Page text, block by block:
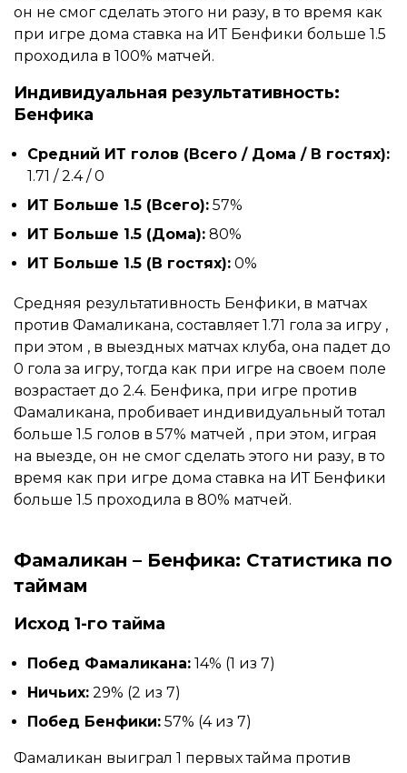
он не смог сделать этого ни разу, в то время как
при игре дома ставка на ИТ Бенфики больше 1.5
проходила в 100% матчей.
Индивидуальная результативность:
Бенфика
Средний ИТ голов (Всего / Дома / В гостях):
1.71 / 2.4 / 0
ИТ Больше 1.5 (Всего): 57%
ИТ Больше 1.5 (Дома): 80%
ИТ Больше 1.5 (В гостях): 0%
Средняя результативность Бенфики, в матчах
против Фамаликана, составляет 1.71 гола за игру ,
при этом , в выездных матчах клуба, она падет до
0 гола за игру, тогда как при игре на своем поле
возрастает до 2.4. Бенфика, при игре против
Фамаликана, пробивает индивидуальный тотал
больше 1.5 голов в 57% матчей , при этом, играя
на выезде, он не смог сделать этого ни разу, в то
время как при игре дома ставка на ИТ Бенфики
больше 1.5 проходила в 80% матчей.
Фамаликан – Бенфика: Статистика по
таймам
Исход 1-го тайма
Побед Фамаликана: 14% (1 из 7)
Ничьих: 29% (2 из 7)
Побед Бенфики: 57% (4 из 7)
Фамаликан выиграл 1 первых тайма против